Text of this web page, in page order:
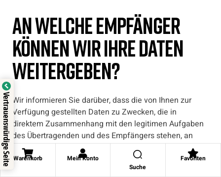
An welche Empfänger
können wir Ihre Daten
weitergeben?
Wir informieren Sie darüber, dass die von Ihnen zur
Verfügung gestellten Daten zu Zwecken, die in
direktem Zusammenhang mit den legitimen Aufgaben
des Übertragenden und des Empfängers stehen, an
Dritte weitergegeben werden können, wie z.B.:
1. an die Transportunternehmen, die für die Logistik des
Warenkorb
Mein Konto
Suche
Favoriten
Vertrauenswürdige Seite